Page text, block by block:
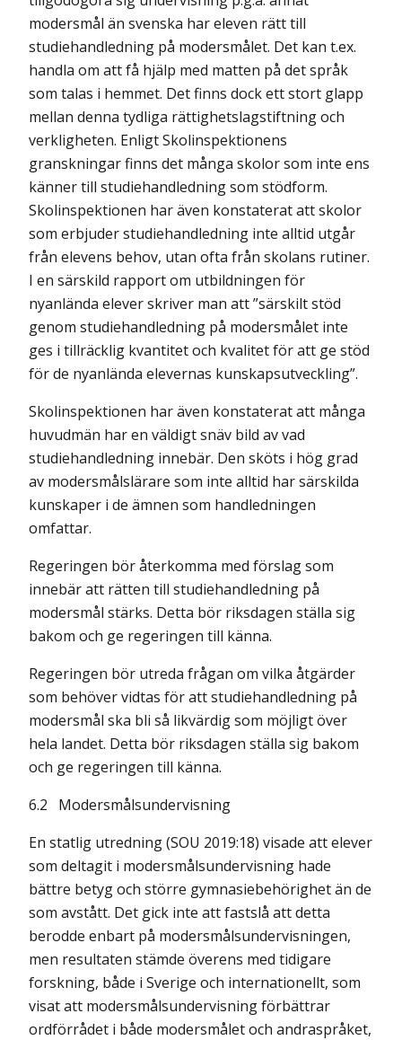
modersmål än svenska har eleven rätt till
studiehandledning på moders­målet. Det kan t.ex.
handla om att få hjälp med matten på det språk
som talas i hemmet. Det finns dock ett stort glapp
mellan denna tydliga rättighetslagstiftning och
verkligheten. Enligt Skolinspektionens
granskningar finns det många skolor som inte ens
känner till studiehandledning som stödform.
Skolinspektionen har även konstaterat att skolor
som erbjuder studiehandledning inte alltid utgår
från elevens behov, utan ofta från skolans rutiner.
I en särskild rapport om utbildningen för
nyanlända elever skriver man att ”särskilt stöd
genom studiehandledning på modersmålet inte
ges i tillräcklig kvantitet och kvalitet för att ge stöd
för de nyanlända elevernas kunskapsutveckling”.
Skolinspektionen har även konstaterat att många
huvudmän har en väldigt snäv bild av vad
studiehandledning innebär. Den sköts i hög grad
av modersmålslärare som inte alltid har särskilda
kunskaper i de ämnen som handledningen
omfattar.
Regeringen bör återkomma med förslag som
innebär att rätten till studiehandledning på
modersmål stärks. Detta bör riksdagen ställa sig
bakom och ge regeringen till känna.
Regeringen bör utreda frågan om vilka åtgärder
som behöver vidtas för att studie­handledning på
modersmål ska bli så likvärdig som möjligt över
hela landet. Detta bör riksdagen ställa sig bakom
och ge regeringen till känna.
6.2 Modersmålsundervisning
En statlig utredning (SOU 2019:18) visade att elever
som deltagit i modersmåls­undervisning hade
bättre betyg och större gymnasiebehörighet än de
som avstått. Det gick inte att fastslå att detta
berodde enbart på modersmålsundervisningen,
men resultaten stämde överens med tidigare
forskning, både i Sverige och internationellt, som
visat att modersmålsundervisning förbättrar
ordförrådet i både modersmålet och andraspråket,